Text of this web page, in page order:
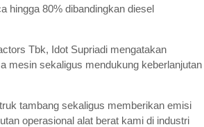
hingga 80% dibandingkan diesel
Tbk, Idot Supriadi mengatakan
mesin sekaligus mendukung keberlanjutan
tambang sekaligus memberikan emisi
operasional alat berat kami di industri